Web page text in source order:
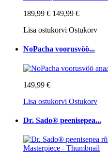
189,99 € 149,99 €
Lisa ostukorvi Ostukorv
NoPacha voorusvöö...
149,99 €
Lisa ostukorvi Ostukorv
Dr. Sado® peenisepea...